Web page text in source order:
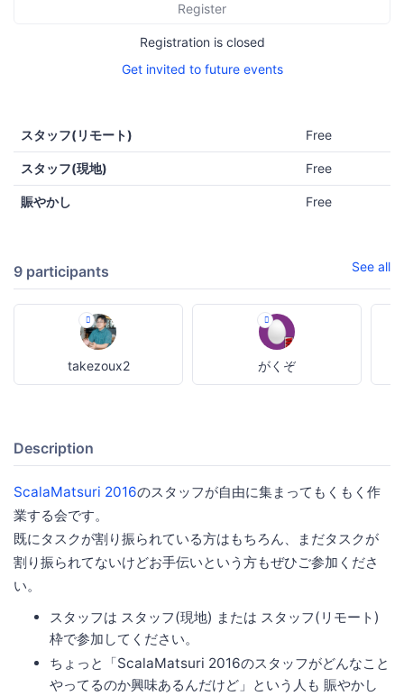
Register
Registration is closed
Get invited to future events
スタッフ(リモート) Free
スタッフ(現地) Free
賑やかし Free
9 participants See all
takezoux2 がくぞ
Description
ScalaMatsuri 2016のスタッフが自由に集まってもくもく作
業する会です。
既にタスクが割り振られている方はもちろん、まだタスクが
割り振られてないけどお手伝いという方もぜひご参加くださ
い。
スタッフは スタッフ(現地) または スタッフ(リモート)
枠で参加してください。
ちょっと「ScalaMatsuri 2016のスタッフがどんなこと
やってるのか興味あるんだけど」という人も 賑やかし